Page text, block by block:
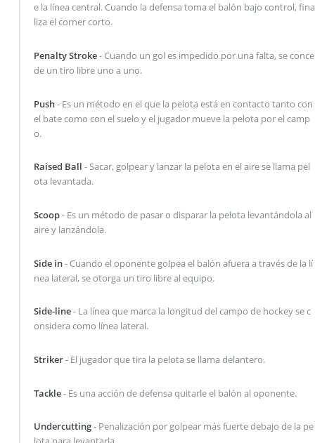
e la línea central. Cuando la defensa toma el balón bajo control, fina
liza el corner corto.
Penalty Stroke- Cuando un gol es impedido por una falta, se conce
de un tiro libre uno a uno.
Push- Es un método en el que la pelota está en contacto tanto con
el bate como con el suelo y el jugador mueve la pelota por el camp
o.
Raised Ball - Sacar, golpear y lanzar la pelota en el aire se llama pel
ota levantada.
Scoop- Es un método de pasar o disparar la pelota levantándola al
aire y lanzándola.
Side in- Cuando el oponente golpea el balón afuera a través de la lí
nea lateral, se otorga un tiro libre al equipo.
Side-line- La línea que marca la longitud del campo de hockey se c
onsidera como línea lateral.
Striker- El jugador que tira la pelota se llama delantero.
Tackle- Es una acción de defensa quitarle el balón al oponente.
Undercutting- Penalización por golpear más fuerte debajo de la pe